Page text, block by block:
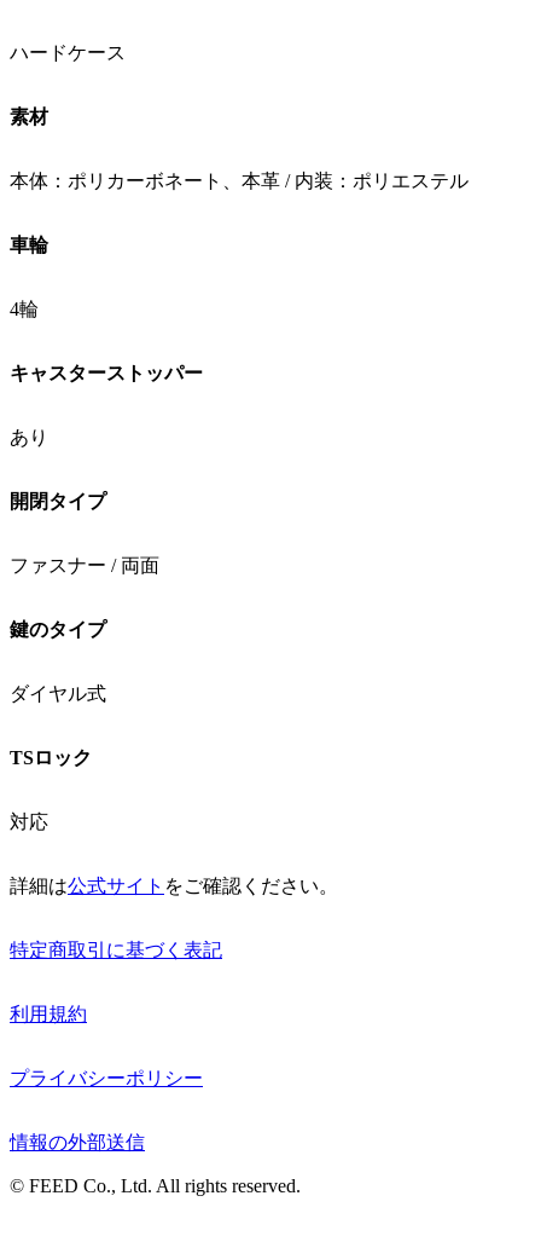
ハードケース
素材
本体：ポリカーボネート、本革 / 内装：ポリエステル
車輪
4輪
キャスターストッパー
あり
開閉タイプ
ファスナー / 両面
鍵のタイプ
ダイヤル式
TSロック
対応
詳細は公式サイト をご確認ください。
特定商取引に基づく表記
利用規約
プライバシーポリシー
情報の外部送信
© FEED Co., Ltd. All rights reserved.